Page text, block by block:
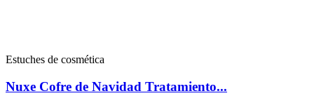
Estuches de cosmética
Nuxe Cofre de Navidad Tratamiento...